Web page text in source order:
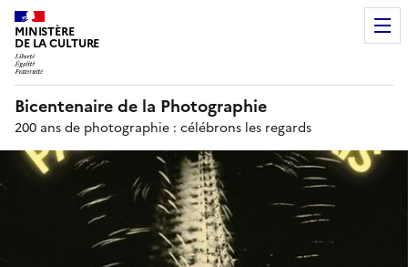
MINISTÈRE
DE LA CULTURE
Bicentenaire de la Photographie
200 ans de photographie : célébrons les regards